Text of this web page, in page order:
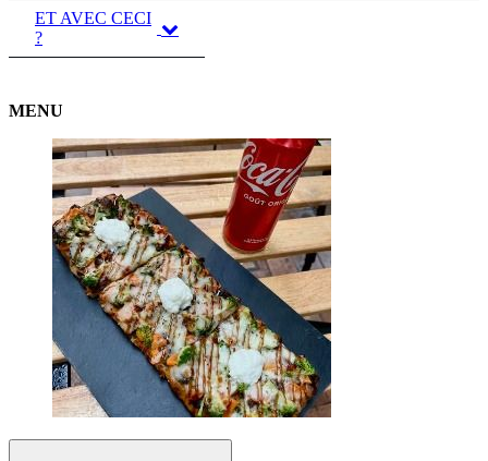
ET AVEC CECI
?
MENU